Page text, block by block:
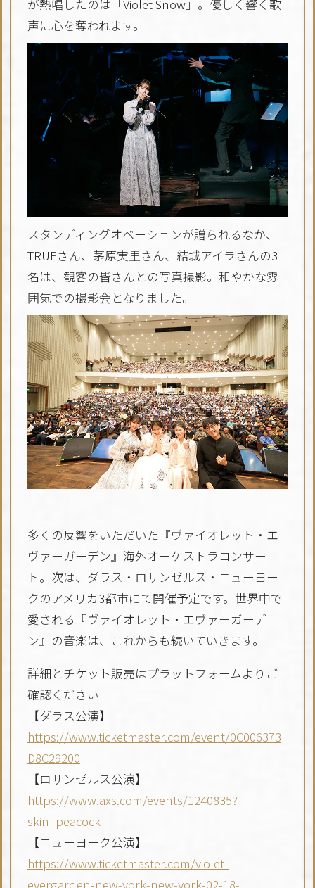
が熱唱したのは「Violet Snow」。優しく響く歌
声に心を奪われます。
スタンディングオベーションが贈られるなか、
TRUEさん、茅原実里さん、結城アイラさんの3
名は、観客の皆さんとの写真撮影。和やかな雰
囲気での撮影会となりました。
多くの反響をいただいた『ヴァイオレット・エ
ヴァーガーデン』海外オーケストラコンサー
ト。次は、ダラス・ロサンゼルス・ニューヨー
クのアメリカ3都市にて開催予定です。世界中で
愛される『ヴァイオレット・エヴァーガーデ
ン』の音楽は、これからも続いていきます。
詳細とチケット販売はプラットフォームよりご
確認ください
【ダラス公演】
https://www.ticketmaster.com/event/0C006373
D8C29200
【ロサンゼルス公演】
https://www.axs.com/events/1240835?
skin=peacock
【ニューヨーク公演】
https://www.ticketmaster.com/violet-
evergarden-new-york-new-york-02-18-